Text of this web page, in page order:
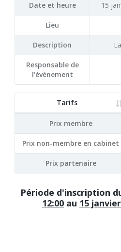
Date et heure 15
Lieu
Description
Responsable de
l'événement
Tarifs
Prix membre
Prix non-membre en cabinet
Prix partenaire
Période d'inscription
12:00 au 15